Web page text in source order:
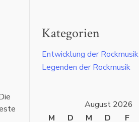
Kategorien
Entwicklung der Rockmusik
Legenden der Rockmusik
August 2026
M
D M D F